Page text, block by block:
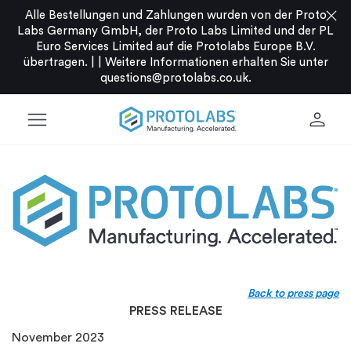
Alle Bestellungen und Zahlungen wurden von der Proto
Labs Germany GmbH, der Proto Labs Limited und der PL
Euro Services Limited auf die Protolabs Europe B.V.
übertragen. |
Weitere Informationen erhalten Sie unter
questions@protolabs.co.uk.
close
menu person
Back to press page
PRESS RELEASE
November 2023